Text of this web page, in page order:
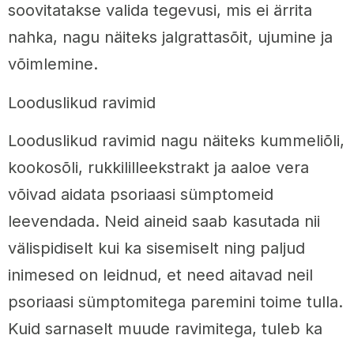
soovitatakse valida tegevusi, mis ei ärrita
nahka, nagu näiteks jalgrattasõit, ujumine ja
võimlemine.
Looduslikud ravimid
Looduslikud ravimid nagu näiteks kummeliõli,
kookosõli, rukkililleekstrakt ja aaloe vera
võivad aidata psoriaasi sümptomeid
leevendada. Neid aineid saab kasutada nii
välispidiselt kui ka sisemiselt ning paljud
inimesed on leidnud, et need aitavad neil
psoriaasi sümptomitega paremini toime tulla.
Kuid sarnaselt muude ravimitega, tuleb ka